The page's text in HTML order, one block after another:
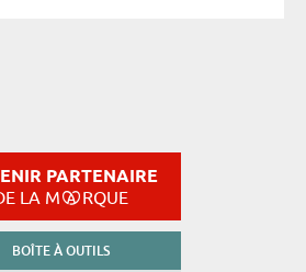
PARTENAIRE
LA M RQUE
BOÎTE À OUTILS